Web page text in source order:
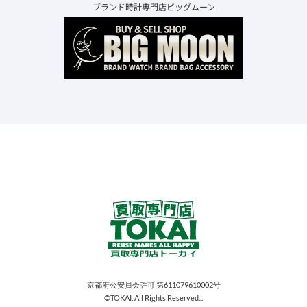
ブランド時計専門店ビッグムーン
京都府公安員会許可 第611079610002号
©TOKAI. All Rights Reserved...